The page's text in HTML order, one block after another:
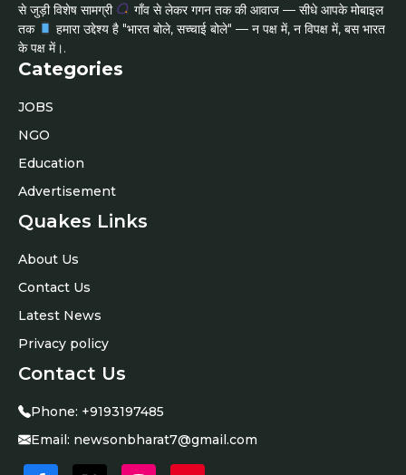
से जुड़ी विशेष सामग्री
गाँव से लेकर गगन तक की आवाज — सीधे आपके मोबाइल
तक
हमारा उद्देश्य है "भारत बोले, सच्चाई बोले" — न पक्ष में, न विपक्ष में, बस भारत
के पक्ष में।.
Categories
JOBS
NGO
Education
Advertisement
Quakes Links
About Us
Contact Us
Latest News
Privacy policy
Contact Us
Phone: +9193197485
Email: newsonbharat7@gmail.com